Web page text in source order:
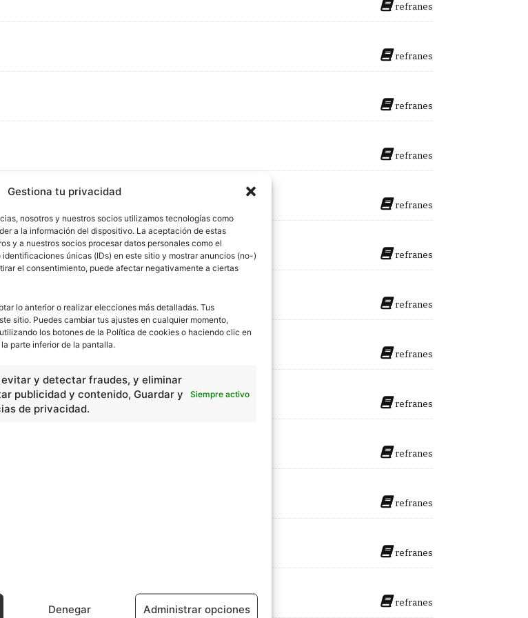
Gestiona tu privacidad
nosotros y nuestros socios utilizamos tecnologías como
a la información del dispositivo. La aceptación de estas
y a nuestros socios procesar datos personales como el
únicas (IDs) en este sitio y mostrar anuncios (no-)
el consentimiento, puede afectar negativamente a ciertas
lo anterior o realizar elecciones más detalladas. Tus
sitio. Puedes cambiar tus ajustes en cualquier momento,
los botones de la Política de cookies o haciendo clic en
parte inferior de la pantalla.
y detectar fraudes, y eliminar
publicidad y contenido, Guardar y
de privacidad.
Siempre activo
Denegar Administrar opciones
refranes
refranes
refranes
refranes
refranes
refranes
refranes
refranes
refranes
refranes
refranes
refranes
refranes